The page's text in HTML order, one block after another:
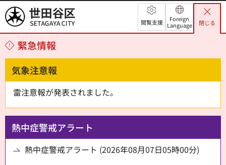
世田谷区 閲覧支援
Foreign
Language
閉じる
緊急情報
気象注意報
雷注意報が発表されました。
熱中症警戒アラート
熱中症警戒アラート (2026年08月07日05時00分)